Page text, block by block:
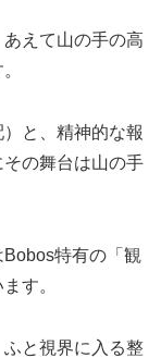
えて山の手の高
と、精神的な報
の舞台は山の手
特有の「観
す。
と視界に入る整